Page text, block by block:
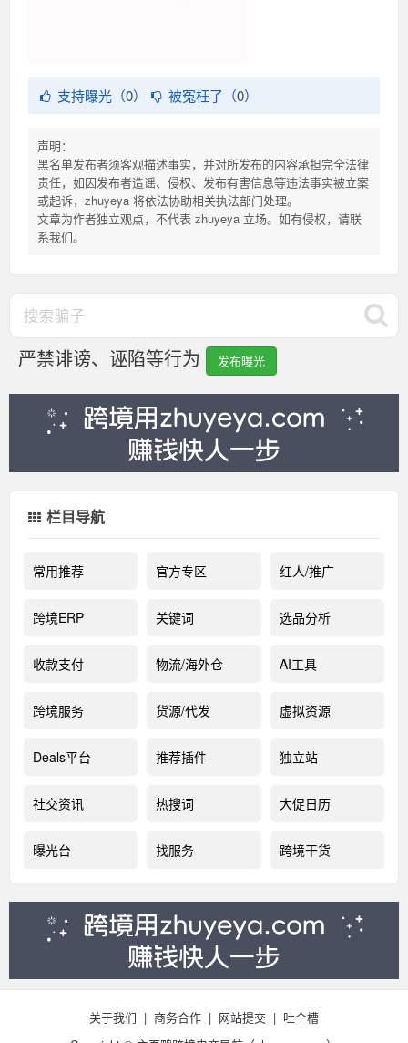
支持曝光（0） 被冤枉了（0）
声明：
黑名单发布者须客观描述事实，并对所发布的内容承担完全法律
责任，如因发布者造谣、侵权、发布有害信息等违法事实被立案
或起诉，zhuyeya 将依法协助相关执法部门处理。
文章为作者独立观点，不代表 zhuyeya 立场。如有侵权，请联
系我们。
严禁诽谤、诬陷等行为 发布曝光
栏目导航
常用推荐 官方专区 红人/推广
跨境ERP 关键词 选品分析
收款支付 物流/海外仓 AI工具
跨境服务 货源/代发 虚拟资源
Deals平台 推荐插件 独立站
社交资讯 热搜词 大促日历
曝光台 找服务 跨境干货
关于我们 | 商务合作 | 网站提交 | 吐个槽